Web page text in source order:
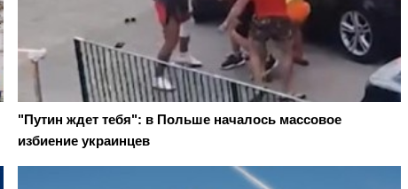
"Путин ждет тебя": в Польше началось массовое
избиение украинцев